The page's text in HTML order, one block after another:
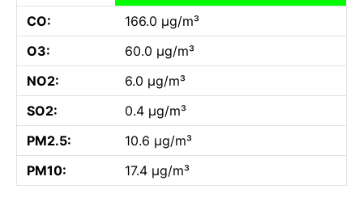
CO:
166.0 µg/m³
O3:
60.0 µg/m³
NO2:
6.0 µg/m³
SO2:
0.4 µg/m³
PM2.5:
10.6 µg/m³
PM10:
17.4 µg/m³